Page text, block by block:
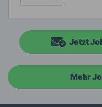
Jetzt
Mehr